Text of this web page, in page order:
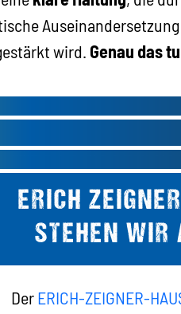
wird.Genau das
ERICH
STEHEN WIR
DerERICH-ZEIGNER-